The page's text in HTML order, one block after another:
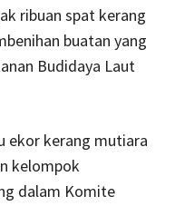
ribuan spat kerang
buatan yang
Budidaya Laut
ekor kerang mutiara
kelompok
dalam Komite